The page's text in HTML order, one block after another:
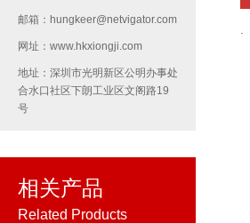
邮箱：hungkeer@netvigator.com
网址：www.hkxiongji.com
地址：深圳市光明新区公明办事处
合水口社区下朗工业区文阁路19
号
相关产品
Related Products